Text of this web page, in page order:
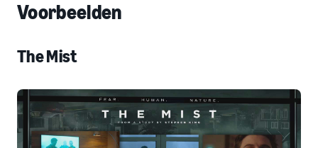
Voorbeelden
The Mist